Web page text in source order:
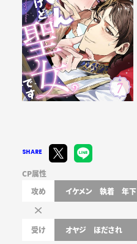
SHARE
CP属性
攻め
イケメン 執着 年下
受け オヤジ ほだされ